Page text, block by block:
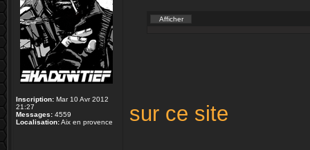
Inscription: Mar 10 Avr 2012
21:27
Messages: 4559
Localisation:Aix en provence sur ce site